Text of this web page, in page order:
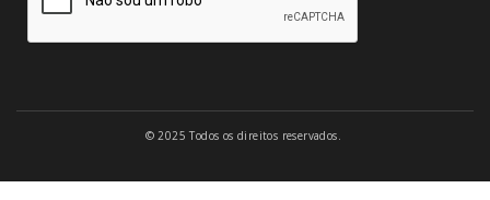
© 2025 Todos os direitos reservados.